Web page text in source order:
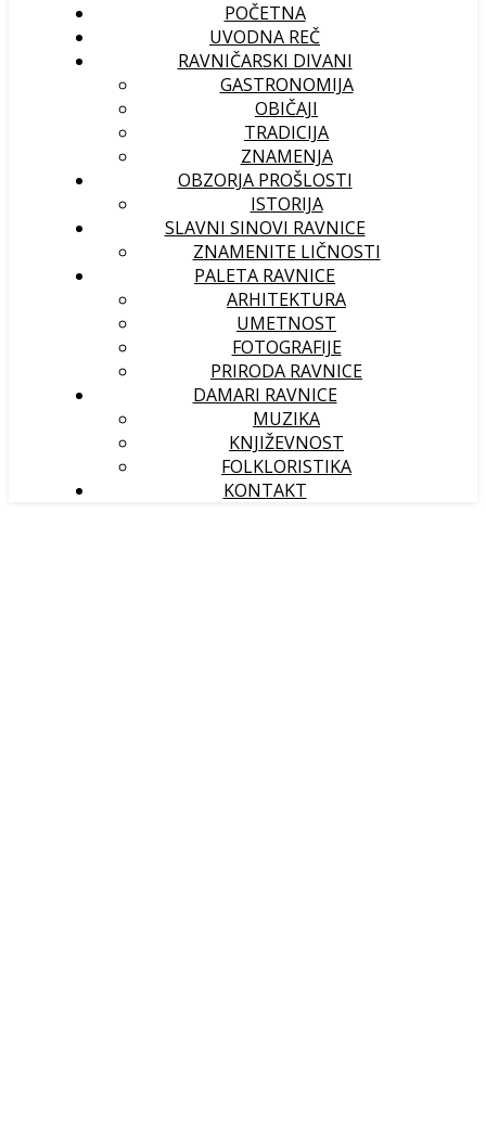
POČETNA
UVODNA REČ
RAVNIČARSKI DIVANI
GASTRONOMIJA
OBIČAJI
TRADICIJA
ZNAMENJA
OBZORJA PROŠLOSTI
ISTORIJA
SLAVNI SINOVI RAVNICE
ZNAMENITE LIČNOSTI
PALETA RAVNICE
ARHITEKTURA
UMETNOST
FOTOGRAFIJE
PRIRODA RAVNICE
DAMARI RAVNICE
MUZIKA
KNJIŽEVNOST
FOLKLORISTIKA
KONTAKT